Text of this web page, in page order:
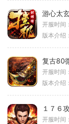
游心太
开服时间：
版本介绍：
复古80
开服时间：
版本介绍：
１７６
开服时间：